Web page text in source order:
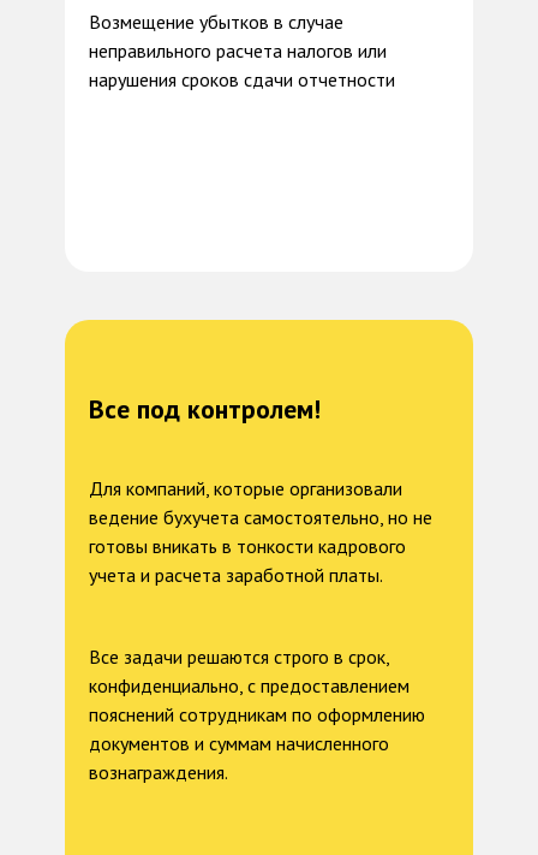
Все под контролем!
Все задачи решаются строго в срок,
конфиденциально, с предоставлением
пояснений сотрудникам по оформлению
документов и суммам начисленного
вознаграждения.
Для компаний, которые организовали
ведение бухучета самостоятельно, но не
готовы вникать в тонкости кадрового
учета и расчета заработной платы.
Возмещение убытков в случае
неправильного расчета налогов или
нарушения сроков сдачи отчетности